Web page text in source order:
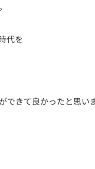
代を
できて良かったと思い